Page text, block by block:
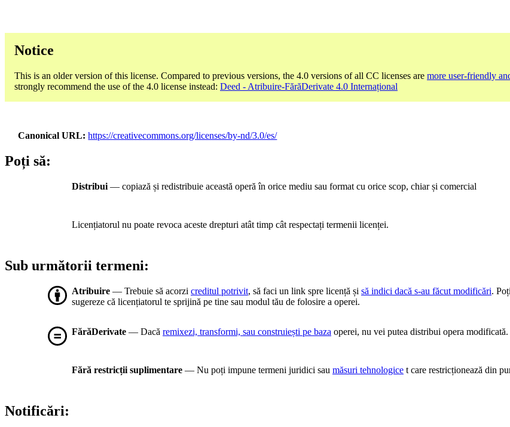
Notice
This is an older version of this license. Compared to previous versions, the 4.0 versions of all CC licenses are more user-friendly
strongly recommend the use of the 4.0 license instead: Deed - Atribuire-FărăDerivate 4.0 Internațional
Canonical URL https://creativecommons.org/licenses/by-nd/3.0/es/
Poți să:
Distribui — copiază și redistribuie această operă în orice mediu sau format cu orice scop, chiar și comercial
Licențiatorul nu poate revoca aceste drepturi atât timp cât respectați termenii licenței.
Sub următorii termeni:
Atribuire — Trebuie să acorzi creditul potrivit, să faci un link spre licență și să indici dacă s-au făcut modificări.
sugereze că licențiatorul te sprijină pe tine sau modul tău de folosire a operei.
FărăDerivate — Dacă remixezi, transformi, sau construiești pe baza operei, nu vei putea distribui opera modificată.
Fără restricții suplimentare — Nu poți impune termeni juridici sau măsuri tehnologice t care restricționează din
Notificări: